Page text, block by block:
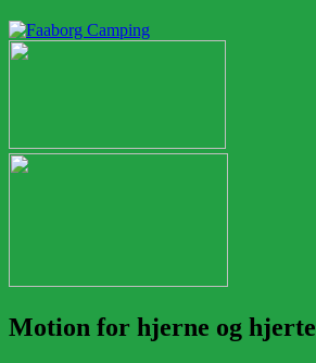
Motion for hjerne og hjerte